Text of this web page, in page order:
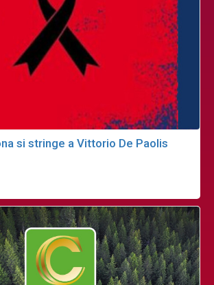
si stringe a Vittorio De Paolis